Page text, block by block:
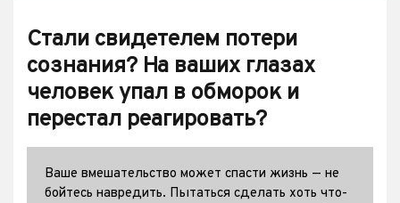
Стали свидетелем потери
сознания? На ваших глазах
человек упал в обморок и
перестал реагировать?
Ваше вмешательство может спасти жизнь — не
бойтесь навредить. Пытаться сделать хоть что-